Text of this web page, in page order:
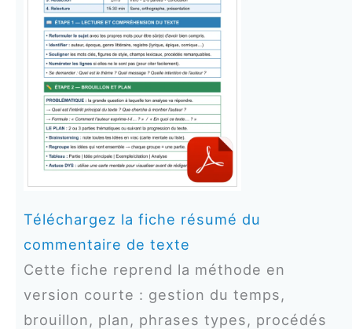
Téléchargez la fiche résumé du
commentaire de texte
Cette fiche reprend la méthode en
version courte : gestion du temps,
brouillon, plan, phrases types, procédés